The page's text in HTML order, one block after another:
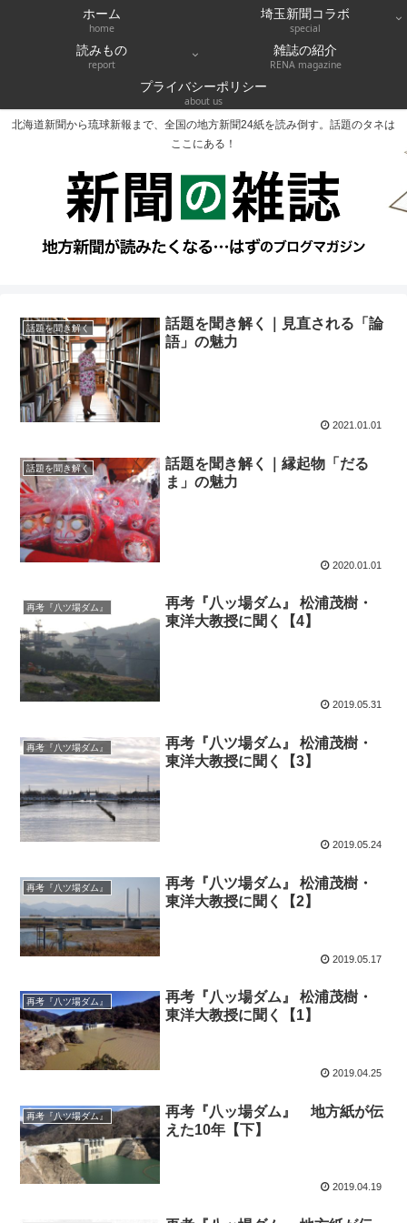
北海道新聞から琉球新報まで、全国の地方新聞24紙を読み倒す。話題のタネは
ここにある！
ホーム
home
埼玉新聞コラボ
special
読みもの
report
雑誌の紹介
RENA magazine
プライバシーポリシー
about us
話題を聞き解く
話題を聞き解く｜見直される「論
語」の魅力
2021.01.01
話題を聞き解く
話題を聞き解く｜縁起物「だる
ま」の魅力
2020.01.01
再考『八ツ場ダム』
再考『八ッ場ダム』 松浦茂樹・
東洋大教授に聞く【4】
2019.05.31
再考『八ツ場ダム』
再考『八ツ場ダム』 松浦茂樹・
東洋大教授に聞く【3】
2019.05.24
再考『八ツ場ダム』
再考『八ツ場ダム』 松浦茂樹・
東洋大教授に聞く【2】
2019.05.17
再考『八ツ場ダム』
再考『八ッ場ダム』 松浦茂樹・
東洋大教授に聞く【1】
2019.04.25
再考『八ツ場ダム』
再考『八ッ場ダム』 地方紙が伝
えた10年【下】
2019.04.19